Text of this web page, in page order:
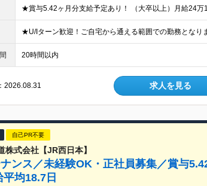
20時間以内
2026.08.31 求人を見る
自己PR不要
株式会社【JR西日本】
ンス／未経験OK・正社員募集／賞与
均18.7日